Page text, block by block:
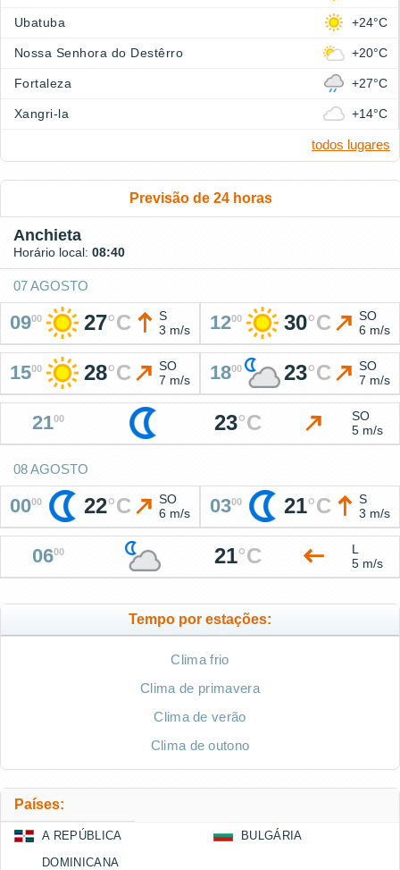
Ubatuba +24°C
Nossa Senhora do Destêrro +20°C
Fortaleza +27°C
Xangri-la +14°C
todos lugares
Previsão de 24 horas
Anchieta
Horário local: 08:40
07 AGOSTO
0900 27°C
S
3 m/s
1200 30°C
SO
6 m/s
1500 28°C
SO
7 m/s
1800 23°C
SO
7 m/s
2100 23°C
SO
5 m/s
08 AGOSTO
0000 22°C
SO
6 m/s
0300 21°C
S
3 m/s
0600 21°C
L
5 m/s
Tempo por estações:
Clima frio
Clima de primavera
Clima de verão
Clima de outono
Países:
A REPÚBLICA
DOMINICANA
BULGÁRIA